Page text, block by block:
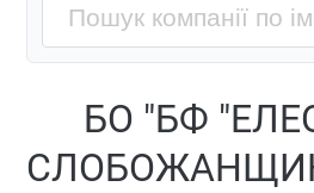
БО "БФ